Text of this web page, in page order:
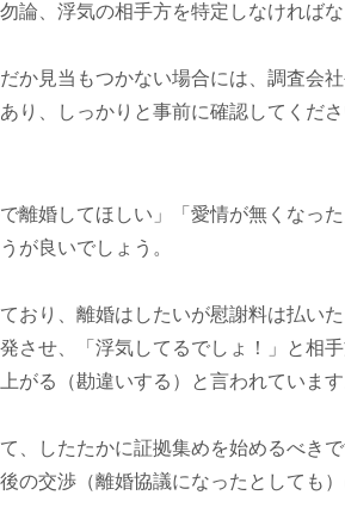
論、浮気の相手方を特定しなければな
か見当もつかない場合には、調査会
り、しっかりと事前に確認してくださ
で離婚してほしい」「愛情が無くなっ
が良いでしょう。
おり、離婚はしたいが慰謝料は払い
させ、「浮気してるでしょ！」と相
がる（勘違いする）と言われています
、したたかに証拠集めを始めるべき
の交渉（離婚協議になったとしても